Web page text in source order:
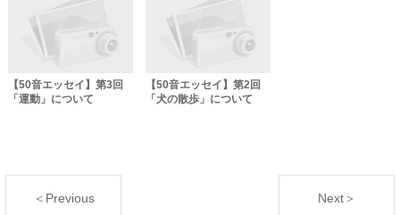
【50音エッセイ】第3回
「運動」について
【50音エッセイ】第2回
「犬の散歩」について
＜Previous Next＞